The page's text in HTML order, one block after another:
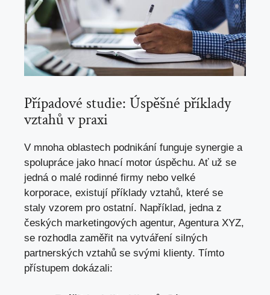
Případové studie: Úspěšné příklady
vztahů v praxi
V mnoha oblastech podnikání funguje synergie a
spolupráce jako hnací motor úspěchu. Ať už se
jedná o malé rodinné firmy nebo velké
korporace, existují příklady vztahů, které se
staly vzorem pro ostatní. Například, jedna z
českých marketingových agentur, Agentura XYZ,
se rozhodla zaměřit na vytváření silných
partnerských vztahů se svými klienty. Tímto
přístupem dokázali: